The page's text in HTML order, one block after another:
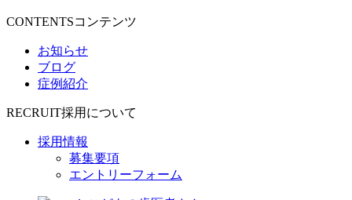
CONTENTSコンテンツ
お知らせ
ブログ
症例紹介
RECRUIT採用について
採用情報
募集要項
エントリーフォーム